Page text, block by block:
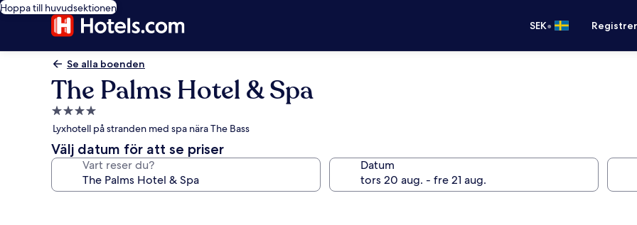
Hoppa till huvudsektionen
SEK•
Se alla boenden
The Palms Hotel & Spa
4.0-
stjärnigt
boende
Lyxhotell på stranden med spa nära The Bass
Välj datum för att se priser
Vart reser du? Datum